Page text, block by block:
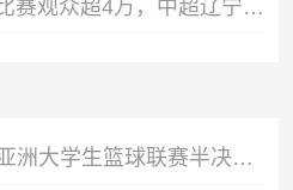
8月8日国内3场足球比赛观众超4万，中超辽宁德比62075人排今年第6
2026年08月08日 亚洲大学生篮球联赛半决赛 政治大学 VS 早稻田大学 全场录像